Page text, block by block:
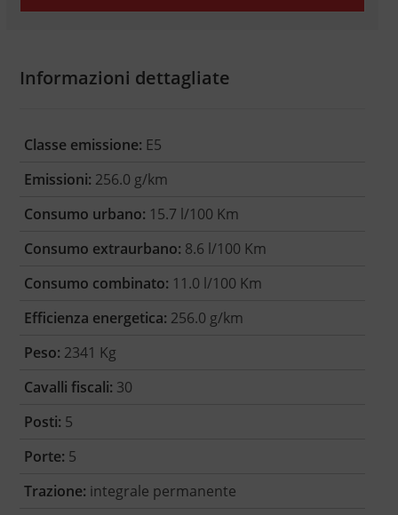
Informazioni dettagliate
Classe emissione: E5
Emissioni: 256.0 g/km
Consumo urbano: 15.7 l/100 Km
Consumo extraurbano: 8.6 l/100 Km
Consumo combinato: 11.0 l/100 Km
Efficienza energetica: 256.0 g/km
Peso: 2341 Kg
Cavalli fiscali: 30
Posti: 5
Porte: 5
Trazione: integrale permanente